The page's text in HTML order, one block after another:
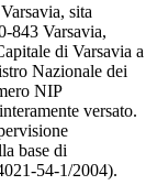
sita
843 Varsavia,
di Varsavia a
Nazionale dei
NIP
versato.
base di
54-1/2004).